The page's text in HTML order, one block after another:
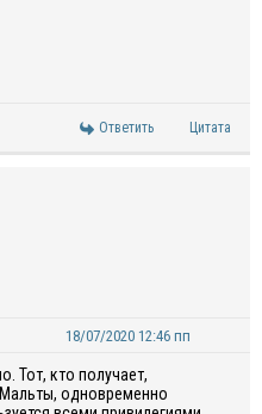
Ответить Цитата
18/07/2020 12:46 пп
Тот, кто получает,
одновременно